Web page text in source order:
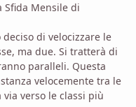
Sfida Mensile di
di velocizzare le
ma due. Si tratterà di
paralleli. Questa
velocemente tra le
verso le classi più